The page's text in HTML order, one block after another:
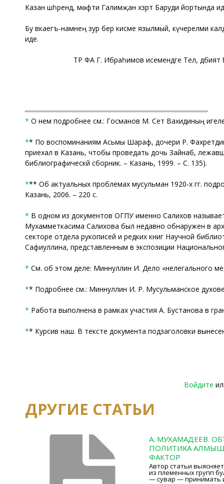
Казан шәһәрендә, мөфти Галимҗан хәзрәт Баруди йортында
Бу вәкаегъ-намәнең зур бер кисме язылмый, күчерелми
иде.
ТР ФА Г. Ибраһимов исемендәге Тел,
* О нем подробнее см.: Госманов М. Сәет Вахидиның
** По воспоминаниям Асьмы Шараф, дочери Р.
приехал в Казань, чтобы проведать дочь Зайнаб,
библиографическй сборник. – Казань, 1999. – С. 135).
*** Об актуальных проблемах мусульман 1920-х гг.
Казань, 2006. – 220 с.
* В одном из документов ОГПУ именно Салихов
Мухамметкасима Салихова был недавно обнаружен в
секторе отдела рукописей и редких книг Научной
Сафиуллина, представленным в экспозиции
* См. об этом деле: Миннуллин И. Дело «нелегального
** Подробнее см.: Миннуллин И. Р. Мусульманское
* Работа выполнена в рамках участия А. Бустанова в
** Курсив наш. В тексте документа подзаголовки
Войдите
ДРУГИЕ СТАТЬИ
А. МУХАМАДЕЕВ.
ПОЛИТИКА
ФАКТОР
Автор статьи
из племенных групп
— сувар — принимать